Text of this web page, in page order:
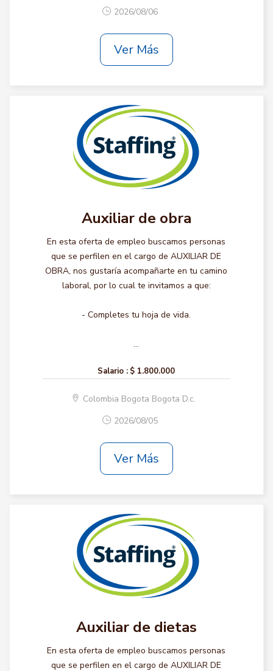
2026/08/06
Ver Más
Auxiliar de obra
En esta oferta de empleo buscamos personas
que se perfilen en el cargo de AUXILIAR DE
OBRA, nos gustaría acompañarte en tu camino
laboral, por lo cual te invitamos a que:
- Completes tu hoja de vida.
...
Salario : $ 1.800.000
Colombia Bogota Bogota D.c.
2026/08/05
Ver Más
Auxiliar de dietas
En esta oferta de empleo buscamos personas
que se perfilen en el cargo de AUXILIAR DE